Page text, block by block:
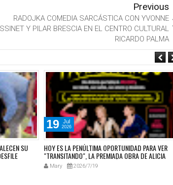
Previous
RADOJKA COMEDIA SARCÁSTICA CON YVONNE
Y PILAR BRESCIA EN EL CENTRO CULTURAL
RICARDO PALMA
SU
19 Jul
2026
HOY ES LA PENÚLTIMA OPORTUNIDAD PARA VER
"TRANSITANDO", LA PREMIADA OBRA DE ALICIA
SACO QUE CONMUEVE AL PÚBLICO EN JAZZ ZONE
Mary 2026/7/19